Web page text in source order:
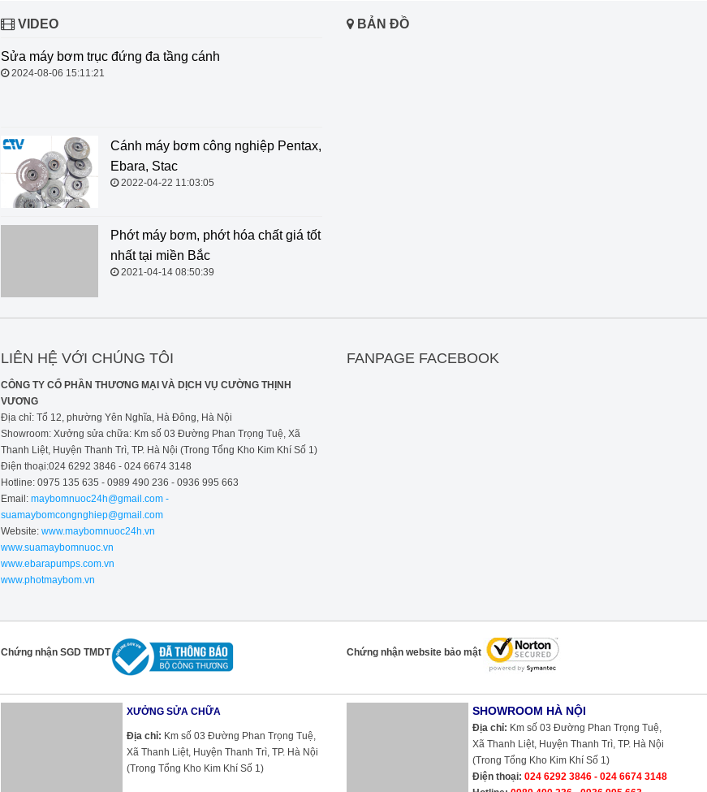
VIDEO
Sửa máy bơm trục đứng đa tầng
Cánh máy bơm công nghiệp Pentax,
Ebara, Stac
2022-04-22 11:03:05
Phớt máy bơm, phớt hóa chất giá tốt
nhất tại miền Bắc
2021-04-14 08:50:39
BẢN ĐỒ
LIÊN HỆ VỚI CHÚNG TÔI
CÔNG TY CỔ PHẦN THƯƠNG MẠI VÀ DỊCH VỤ CƯỜNG THỊNH
VƯƠNG
Địa chỉ: Tổ 12, phường Yên Nghĩa, Hà Đông, Hà Nội
Showroom: Xưởng sửa chữa: Km số 03 Đường Phan Trọng Tuệ, Xã
Thanh Liệt, Huyện Thanh Trì, TP. Hà Nội (Trong Tổng Kho Kim Khí Số 1)
Điện thoại:024 6292 3846 - 024 6674 3148
Hotline: 0975 135 635 - 0989 490 236 - 0936 995 663
Email: maybomnuoc24h@gmail.com -
suamaybomcongnghiep@gmail.com
Website:www.maybomnuoc24h.vn
www.suamaybomnuoc.vn
www.ebarapumps.com.vn
www.photmaybom.vn
FANPAGE FACEBOOK
Chứng nhận SGD TMDT Chứng nhận website bảo mật
XƯỞNG SỬA CHỮA
Địa chỉ: Km số 03 Đường Phan Trọng Tuệ,
Xã Thanh Liệt, Huyện Thanh Trì, TP. Hà Nội
(Trong Tổng Kho Kim Khí Số 1)
SHOWROOM HÀ NỘI
Địa chỉ: Km số 03 Đường Phan Trọng Tuệ,
Xã Thanh Liệt, Huyện Thanh Trì, TP. Hà Nội
(Trong Tổng Kho Kim Khí Số 1)
Điện thoại: 024 6292 3846 - 024 6674 3148